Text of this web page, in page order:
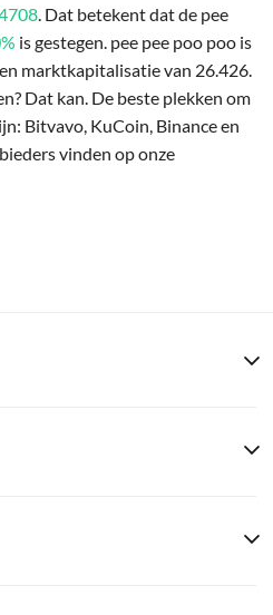
. Dat betekent dat de pee
is gestegen. pee pee poo poo is
marktkapitalisatie van 26.426.
Dat kan. De beste plekken om
Bitvavo, KuCoin, Binance en
vinden op onze